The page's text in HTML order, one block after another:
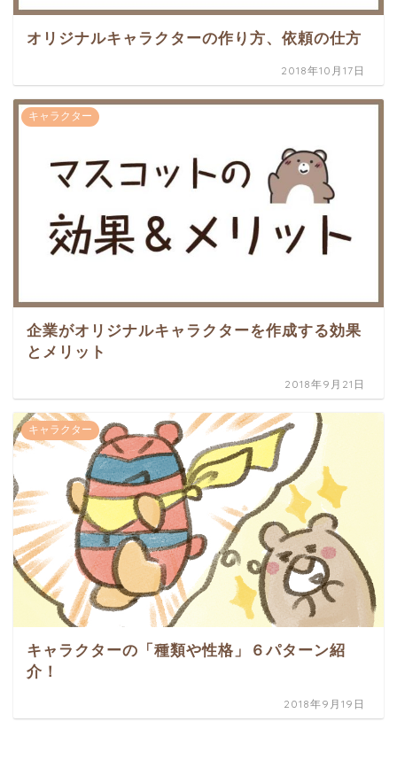
オリジナルキャラクターの作り方、依頼の仕方
2018年10月17日
キャラクター
企業がオリジナルキャラクターを作成する効果
とメリット
2018年9月21日
キャラクター
キャラクターの「種類や性格」６パターン紹
介！
2018年9月19日